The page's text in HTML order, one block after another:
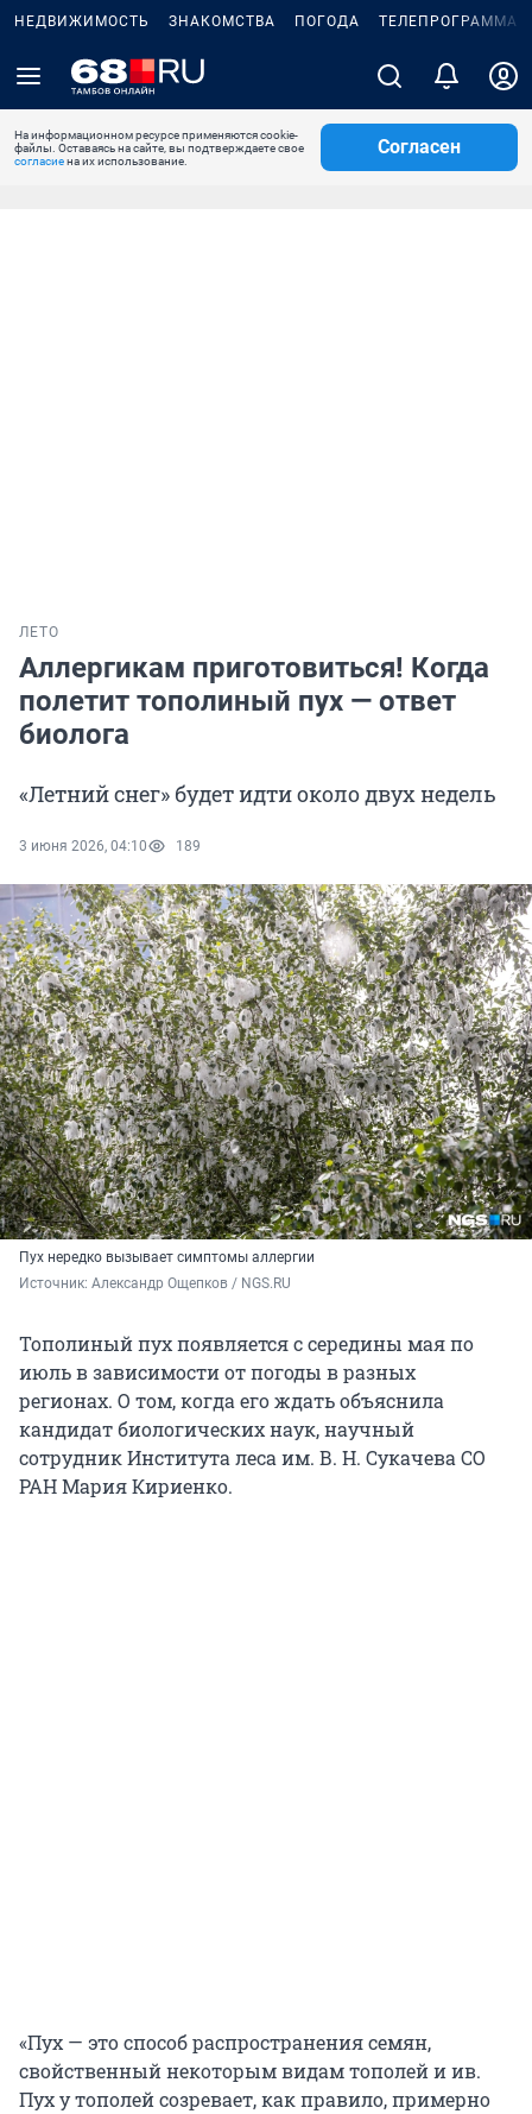
НЕДВИЖИМОСТЬ ЗНАКОМСТВА ПОГОДА ТЕЛЕПРОГРАММА
На информационном ресурсе применяются cookie-
файлы. Оставаясь на сайте, вы подтверждаете свое
согласиена их использование.
Согласен
ЛЕТО
Аллергикам приготовиться! Когда
полетит тополиный пух — ответ
биолога
«Летний снег» будет идти около двух недель
3 июня 2026, 04:10 189
Пух нередко вызывает симптомы аллергии
Источник: Александр Ощепков / NGS.RU
Тополиный пух появляется с середины мая по
июль в зависимости от погоды в разных
регионах. О том, когда его ждать объяснила
кандидат биологических наук, научный
сотрудник Института леса им. В. Н. Сукачева СО
РАН Мария Кириенко.
«Пух — это способ распространения семян,
свойственный некоторым видам тополей и ив.
Пух у тополей созревает, как правило, примерно